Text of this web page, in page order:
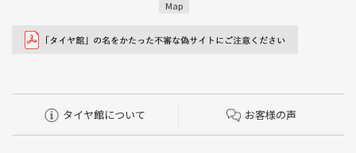
Map
タイヤ館について お客様の声